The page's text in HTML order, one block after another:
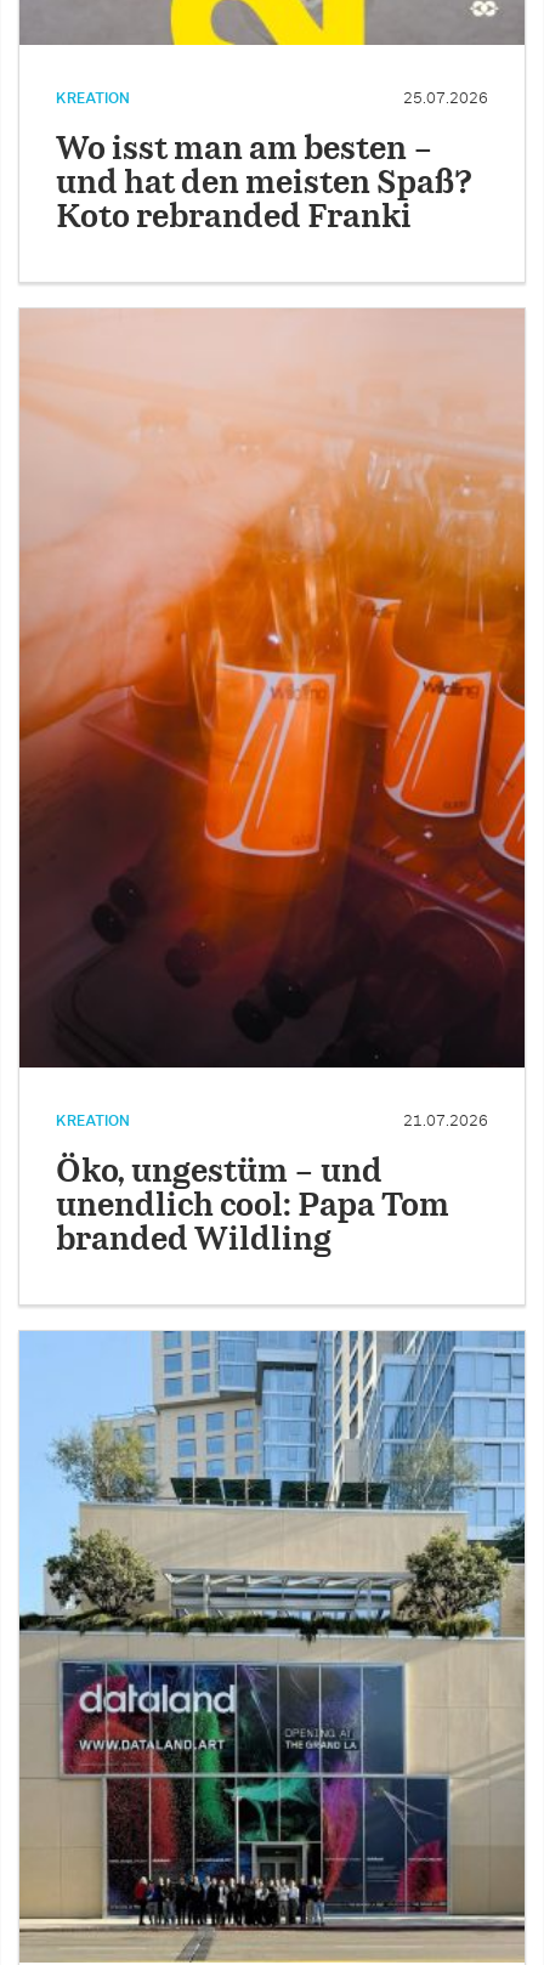
KREATION 25.07.2026
Wo isst man am besten –
und hat den meisten Spaß?
Koto rebranded Franki
KREATION 21.07.2026
Öko, ungestüm – und
unendlich cool: Papa Tom
branded Wildling